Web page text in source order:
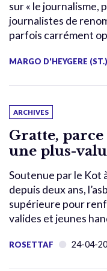
sur « le journalisme,
journalistes de
parfois carrément
MARGO D'HEYGERE (ST.)
ARCHIVES
Gratte,
une plus-
Soutenue par le Kot
depuis deux ans,
supérieure pour
valides et jeunes
ROSETTAF 24-04-